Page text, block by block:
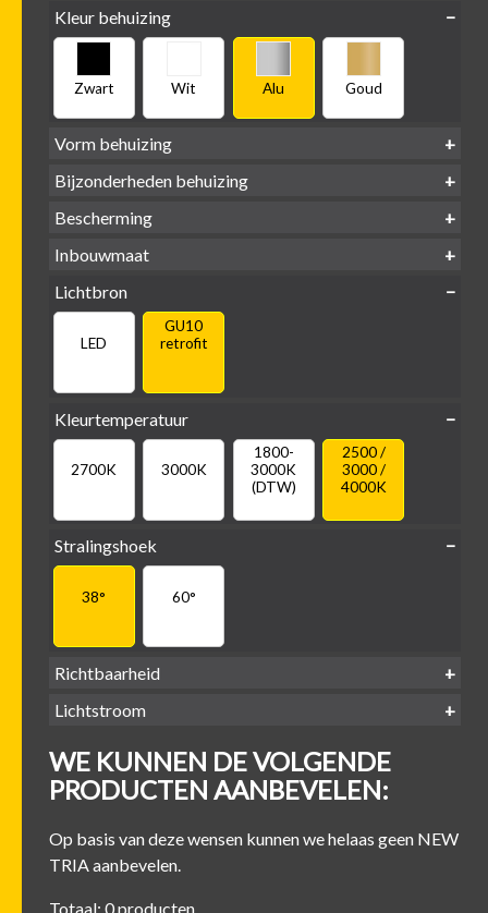
Kleur behuizing
Zwart Wit Alu Goud
Vorm behuizing
Vierkant
Bijzonderheden behuizing
Bescherming
IP65 water-
Inbouwmaat
Ø
Lichtbron
LED
GU10
retrofit
Kleurtemperatuur
2700K 3000K
1800-
3000K
(DTW)
2500 /
3000 /
4000K
Stralingshoek
38° 60°
Richtbaarheid
Lichtstroom
500 lm
-
600 lm
-
700 lm
-
800 lm
WE KUNNEN DE VOLGENDE
PRODUCTEN AANBEVELEN:
Op basis van deze wensen kunnen we helaas geen NEW
TRIA aanbevelen.
Totaal: 0 producten